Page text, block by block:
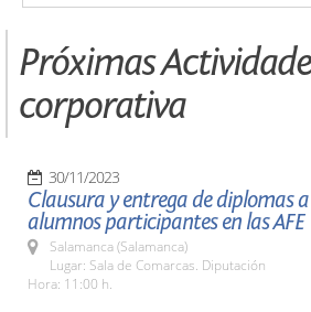
Próximas
corporativa
30/11/2023
Clausura y entrega de diplomas
alumnos participantes en las AFE
Salamanca (Salamanca)
Lugar: Sala de Comarcas. Diputación
Hora: 11:00 h.